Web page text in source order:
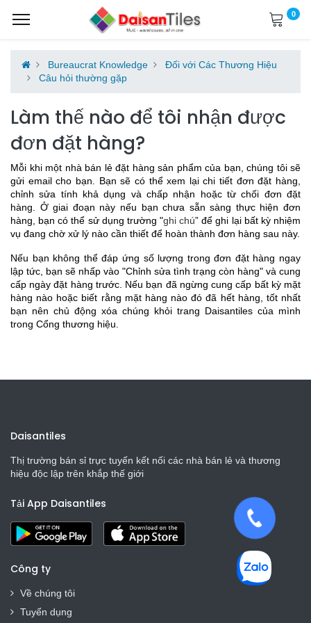
0
Bureaucrat Knowledge
Đối với Các Thương Hiệu
Câu hỏi thường gặp
Làm thế nào để tôi nhận được
đơn đặt hàng?
Mỗi khi một nhà bán lẻ đặt hàng sản phẩm của bạn, chúng tôi sẽ
gửi email cho bạn. Bạn sẽ có thể xem lại chi tiết đơn đặt hàng,
chỉnh sửa tính khả dụng và chấp nhận hoặc từ chối đơn đặt
hàng. Ở giai đoạn này nếu bạn chưa sẵn sàng thực hiện đơn
hàng, bạn có thể sử dụng trường "ghi chú” để ghi lại bất kỳ nhiệm
vụ đang chờ xử lý nào cần thiết để hoàn thành đơn hàng sau này.
Nếu bạn không thể đáp ứng số lượng trong đơn đặt hàng ngay
lập tức, bạn sẽ nhấp vào "Chỉnh sửa tình trạng còn hàng" và cung
cấp ngày đặt hàng trước. Nếu bạn đã ngừng cung cấp bất kỳ mặt
hàng nào hoặc biết rằng mặt hàng nào đó đã hết hàng, tốt nhất
bạn nên chủ động xóa chúng khỏi trang Daisantiles của mình
trong Cổng thương hiệu.
Daisantiles
Thị trường bán sỉ trực tuyến kết nối các nhà bán lẻ và thương
hiệu độc lập trên khắp thế giới
Tải App Daisantiles
Công ty
Về chúng tôi
Tuyển dụng